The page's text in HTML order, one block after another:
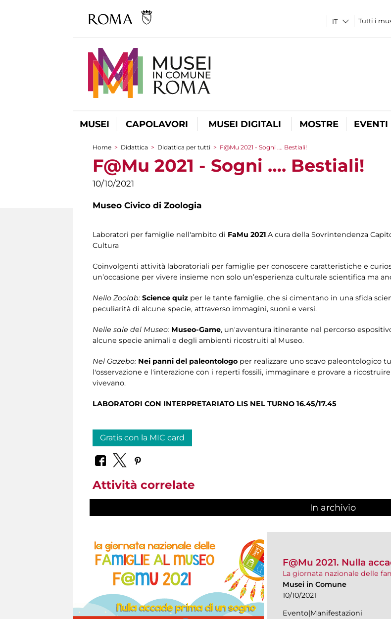
Tutti i
MUSEI CAPOLAVORI MUSEI DIGITALI MOSTRE EVENTI
Tu sei qui
Home > Didattica > Didattica per tutti > F@Mu 2021 - Sogni …. Bestiali!
F@Mu 2021 - Sogni …. Bestiali!
10/10/2021
Museo Civico di Zoologia
Laboratori per famiglie nell'ambito di FaMu 2021.A cura della Sovrintendenza
Cultura
Coinvolgenti attività laboratoriali per famiglie per conoscere caratteristiche e
un’occasione per vivere insieme non solo un’esperienza culturale scientifica ma
Nello Zoolab: Science quiz per le tante famiglie, che si cimentano in una sfida
peculiarità di alcune specie, attraverso immagini, suoni e versi.
Nelle sale del Museo: Museo-Game, un'avventura itinerante nel percorso
alcune specie animali e degli ambienti ricostruiti al Museo.
Nel Gazebo: Nei panni del paleontologo per realizzare uno scavo paleontologico
l'osservazione e l'interazione con i reperti fossili, immaginare e provare a
vivevano.
LABORATORI CON INTERPRETARIATO LIS NEL TURNO 16.45/17.45
Gratis con la MIC card
Attività correlate
In archivio
F@Mu 2021. Nulla
La giornata nazionale delle
Musei in Comune
10/10/2021
Evento|Manifestazioni